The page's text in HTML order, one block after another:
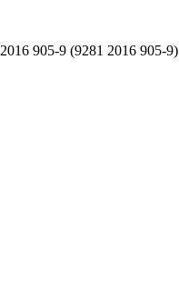
2016 905-9 (9281 2016 905-9)